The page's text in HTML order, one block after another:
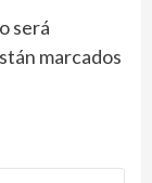
ser
marcados